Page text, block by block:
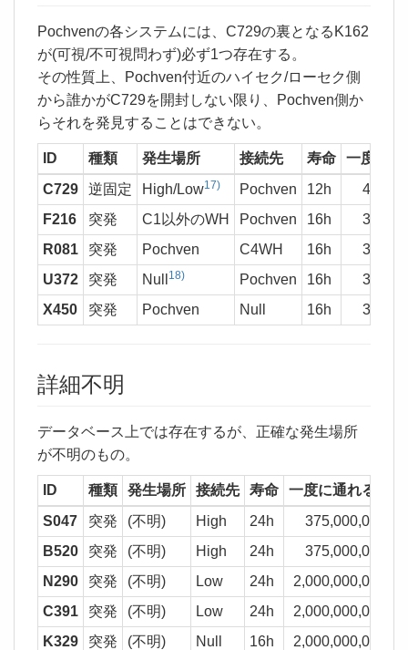
Pochvenの各システムには、C729の裏となるK162
が(可視/不可視問わず)必ず1つ存在する。
その性質上、Pochven付近のハイセク/ローセク側
から誰かがC729を開封しない限り、Pochven側か
らそれを発見することはできない。
ID 種類 発生場所 接続先 寿命
一度に通
C729
逆固定 High/Low17) Pochven 12h
F216
突発 C1以外のWH Pochven 16h
R081
突発 Pochven C4WH 16h
U372
突発 Null 18) Pochven 16h
X450
突発 Pochven Null 16h
詳細不明
データベース上では存在するが、正確な発生場所
が不明のもの。
ID 種類 発生場所 接続先 寿命
一度に通れる質量
S047
突発 (不明) High 24h
375,000,000 kg
B520
突発 (不明) High 24h
375,000,000 kg
N290
突発 (不明) Low 24h
2,000,000,000 kg
C391
突発 (不明) Low 24h
2,000,000,000 kg
K329
突発 (不明) Null 16h
2,000,000,000 kg